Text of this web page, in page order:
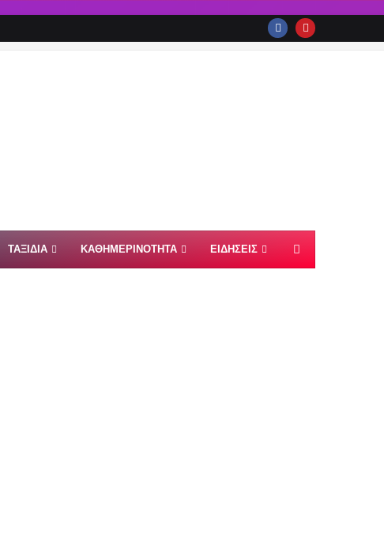
ΤΑΞΙΔΙΑ ΚΑΘΗΜΕΡΙΝΟΤΗΤΑ ΕΙΔΗΣΕΙΣ